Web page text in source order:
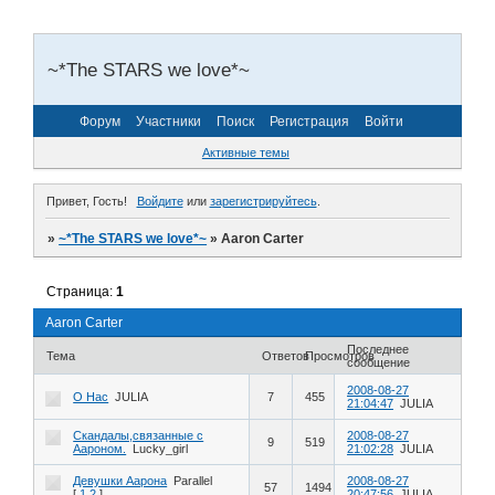
~*The STARS we love*~
Форум Участники Поиск Регистрация Войти
Активные темы
Привет, Гость! Войдитеили зарегистрируйтесь.
»~*The STARS we love*~ »Aaron Carter
Aaron Carter
Страница:1
Тема ОтветовПросмотровПоследнее
сообщение
О Нас JULIA 7 455
2008-08-27
21:04:47 JULIA
Скандалы,связанные с
Аароном.
Lucky_girl 9 519
2008-08-27
21:02:28 JULIA
Девушки Аарона
Parallel
57 1494
2008-08-27